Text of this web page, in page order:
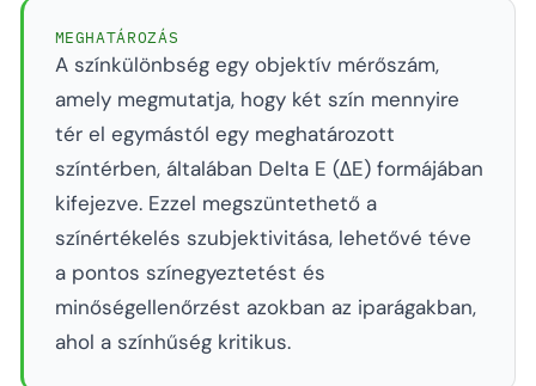
MEGHATÁROZÁS
A színkülönbség egy objektív mérőszám,
amely megmutatja, hogy két szín mennyire
tér el egymástól egy meghatározott
színtérben, általában Delta E (ΔE) formájában
kifejezve. Ezzel megszüntethető a
színértékelés szubjektivitása, lehetővé téve
a pontos színegyeztetést és
minőségellenőrzést azokban az iparágakban,
ahol a színhűség kritikus.